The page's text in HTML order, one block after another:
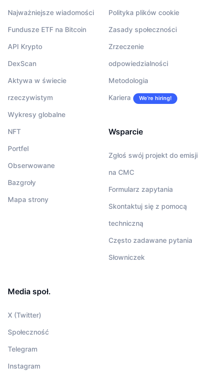
Najważniejsze wiadomości
Fundusze ETF na Bitcoin
API Krypto
DexScan
Aktywa w świecie
rzeczywistym
Wykresy globalne
NFT
Portfel
Obserwowane
Bazgroły
Mapa strony
Polityka plików cookie
Zasady społeczności
Zrzeczenie
odpowiedzialności
Metodologia
Kariera We’re hiring!
Wsparcie
Zgłoś swój projekt do emisji
na CMC
Formularz zapytania
Skontaktuj się z pomocą
techniczną
Często zadawane pytania
Słowniczek
Media społ.
X (Twitter)
Społeczność
Telegram
Instagram